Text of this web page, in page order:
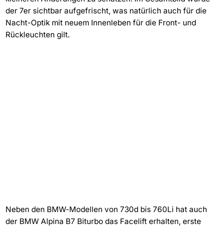
der 7er sichtbar aufgefrischt, was natürlich auch für die
Nacht-Optik mit neuem Innenleben für die Front- und
Rückleuchten gilt.
Neben den BMW-Modellen von 730d bis 760Li hat auch
der BMW Alpina B7 Biturbo das Facelift erhalten, erste